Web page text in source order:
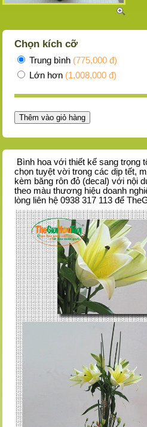
Chọn kích cỡ
Trung bình (775,000 đ)
Lớn hơn (1,008,000 đ)
Thêm vào giỏ hàng
Bình hoa với thiết kế sang trọng
chọn tuyệt vời trong các dịp tết,
kèm băng rôn đỏ (decal) với nội
theo màu thương hiệu doanh
lòng liên hệ 0938 317 113 để